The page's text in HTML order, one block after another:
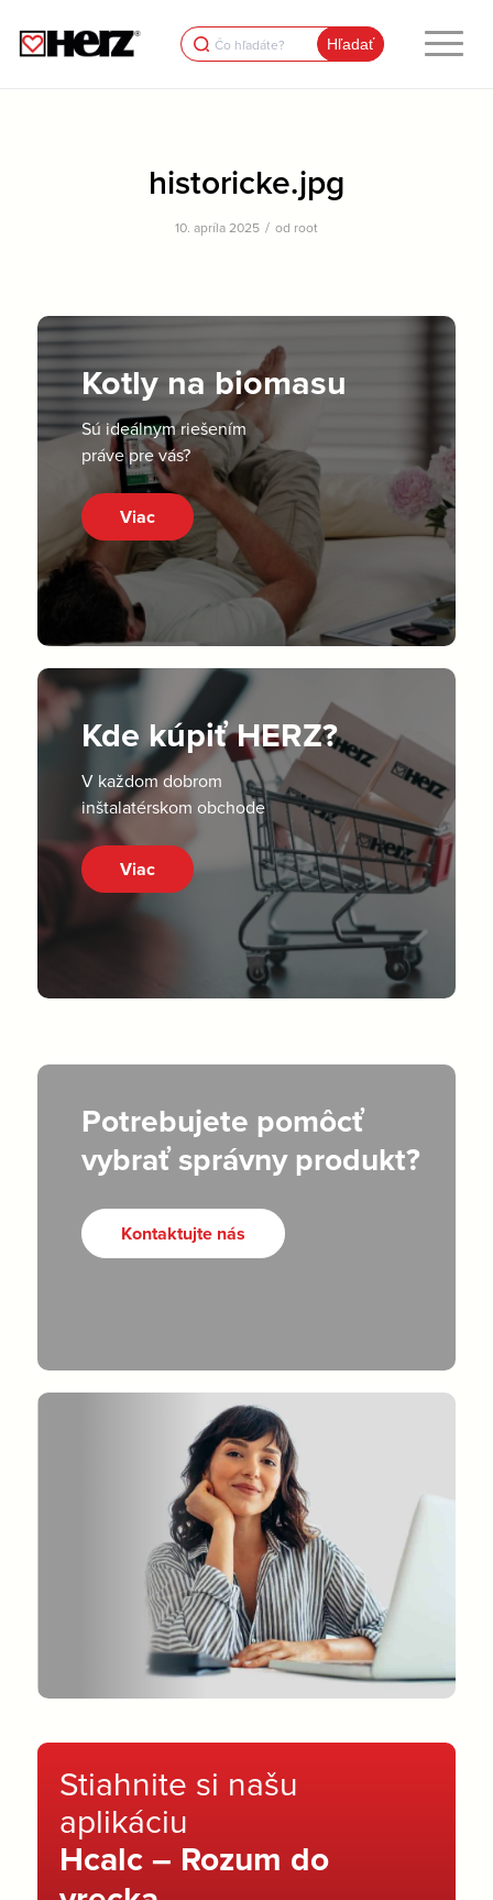
Search
for:
historicke.jpg
10. apríla 2025 / od root
Kotly na biomasu
Sú ideálnym riešením
práve pre vás?
Viac
Kde kúpiť HERZ?
V každom dobrom
inštalatérskom obchode
Viac
Potrebujete pomôcť
vybrať správny produkt?
Kontaktujte nás
Stiahnite si našu
aplikáciu
Hcalc – Rozum do